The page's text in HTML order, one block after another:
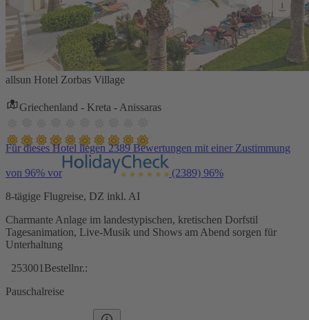
allsun Hotel Zorbas Village
Griechenland - Kreta - Anissaras
Für dieses Hotel liegen 2389 Bewertungen mit einer Zustimmung
von 96% vor (2389) 96%
8-tägige Flugreise, DZ inkl. AI
Charmante Anlage im landestypischen, kretischen Dorfstil
Tagesanimation, Live-Musik und Shows am Abend sorgen für
Unterhaltung
253001 Bestellnr.:
Pauschalreise